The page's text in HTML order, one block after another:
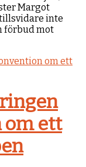
Margot
inte
förbud mot
om ett